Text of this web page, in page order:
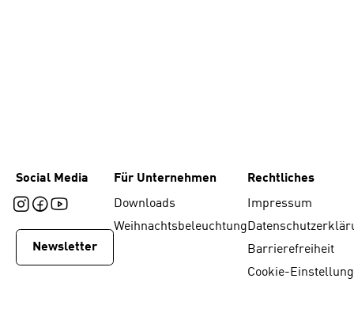
Social Media
Newsletter
Für Unternehmen
Downloads
Weihnachtsbeleuchtung
Rechtliches
Impressum
Barrierefreiheit
Cookie-